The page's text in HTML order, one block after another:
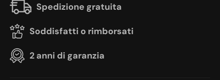
Spedizione gratuita
Soddisfatti o rimborsati
2 anni di garanzia